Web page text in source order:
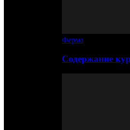
Ферма
Содержание